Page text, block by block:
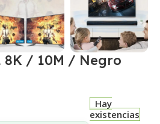
8K / 10M / Negro
Hay
existencias